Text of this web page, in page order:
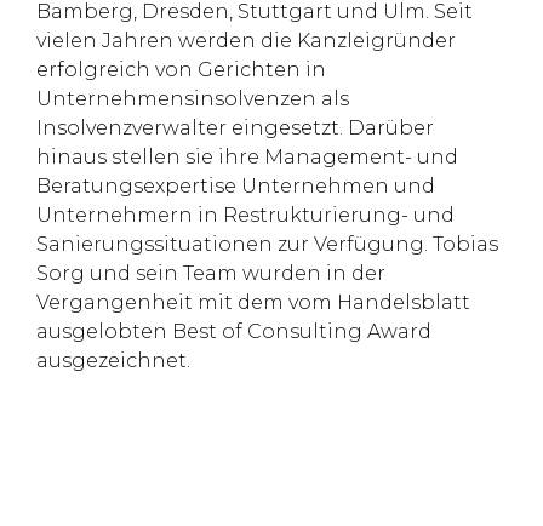
Bamberg, Dresden, Stuttgart und Ulm. Seit
vielen Jahren werden die Kanzleigründer
erfolgreich von Gerichten in
Unternehmensinsolvenzen als
Insolvenzverwalter eingesetzt. Darüber
hinaus stellen sie ihre Management- und
Beratungsexpertise Unternehmen und
Unternehmern in Restrukturierung- und
Sanierungssituationen zur Verfügung. Tobias
Sorg und sein Team wurden in der
Vergangenheit mit dem vom Handelsblatt
ausgelobten Best of Consulting Award
ausgezeichnet.